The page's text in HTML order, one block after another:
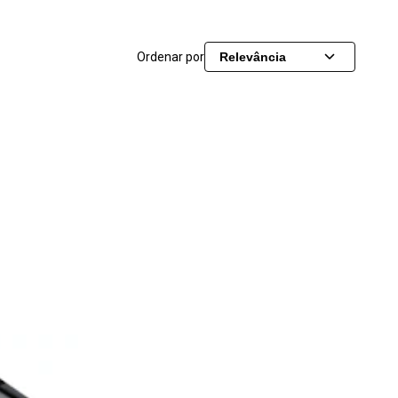
Ordenar por Relevância